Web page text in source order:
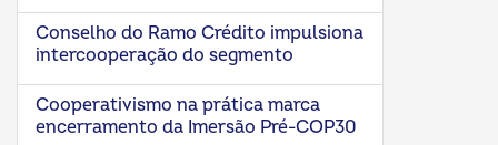
Conselho do Ramo Crédito impulsiona
intercooperação do segmento
Cooperativismo na prática marca
encerramento da Imersão Pré-COP30